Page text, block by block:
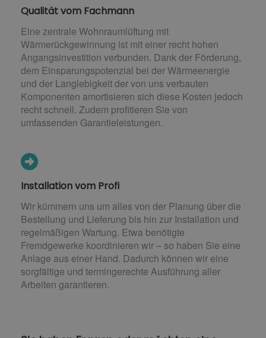
Qualität vom Fachmann
Eine zentrale Wohnraumlüftung mit
Wärmerückgewinnung ist mit einer recht hohen
Angangsinvestition verbunden. Dank der Förderung,
dem Einsparungspotenzial bei der Wärmeenergie
und der Langlebigkeit der von uns verbauten
Komponenten amortisieren sich diese Kosten jedoch
recht schnell. Zudem profitieren Sie von
umfassenden Garantieleistungen.
Installation vom Profi
Wir kümmern uns um alles von der Planung über die
Bestellung und Lieferung bis hin zur Installation und
regelmäßigen Wartung. Etwa benötigte
Fremdgewerke koordinieren wir – so haben Sie eine
Anlage aus einer Hand. Dadurch können wir eine
sorgfältige und termingerechte Ausführung aller
Arbeiten garantieren.